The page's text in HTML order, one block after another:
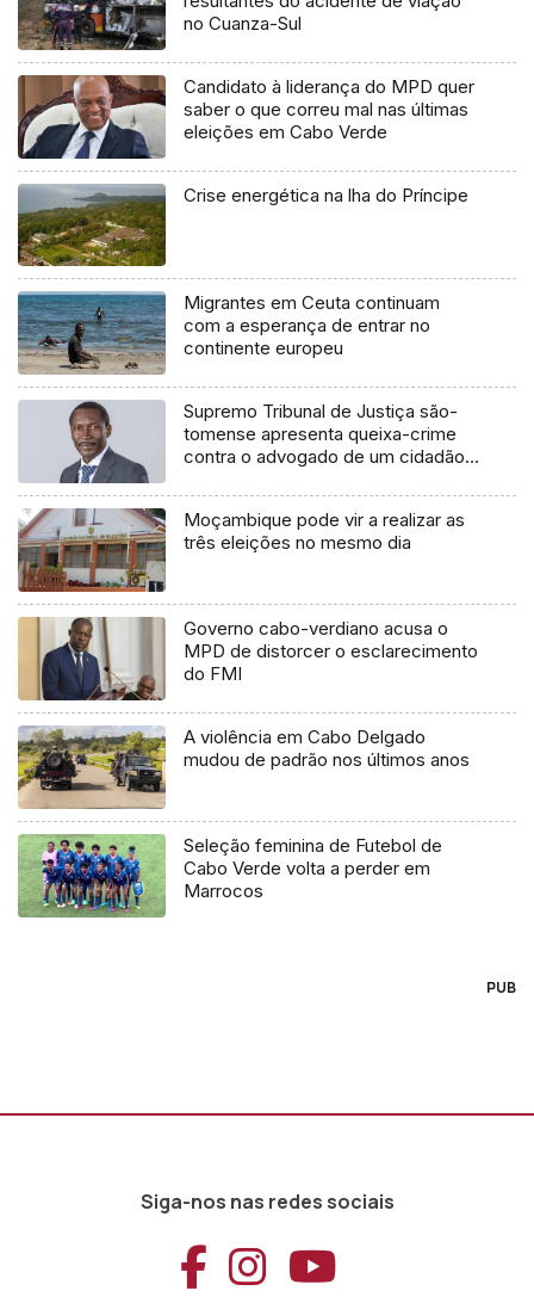
no Cuanza-Sul
Candidato à liderança do MPD quer
saber o que correu mal nas últimas
eleições em Cabo Verde
Crise energética na lha do Príncipe
Migrantes em Ceuta continuam
com a esperança de entrar no
continente europeu
Supremo Tribunal de Justiça são-
tomense apresenta queixa-crime
contra o advogado de um cidadão
Moçambique pode vir a realizar as
três eleições no mesmo dia
Governo cabo-verdiano acusa o
MPD de distorcer o esclarecimento
do FMI
A violência em Cabo Delgado
mudou de padrão nos últimos anos
Seleção feminina de Futebol de
Cabo Verde volta a perder em
Marrocos
PUB
Siga-nos nas redes sociais
Aceder ao
Aceder ao
Aceder